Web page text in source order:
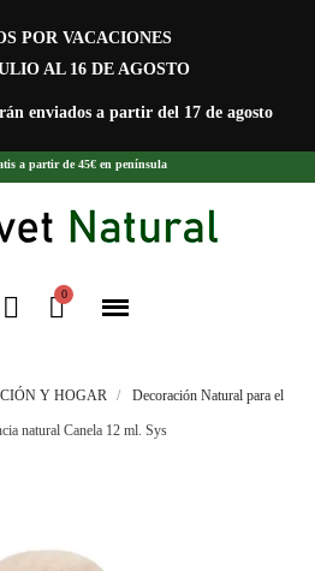
POR VACACIONES
AL 16 DE AGOSTO
enviados a partir del 17 de agosto
a partir de 45€ en península
Y HOGAR Decoración Natural para el
natural Canela 12 ml. Sys